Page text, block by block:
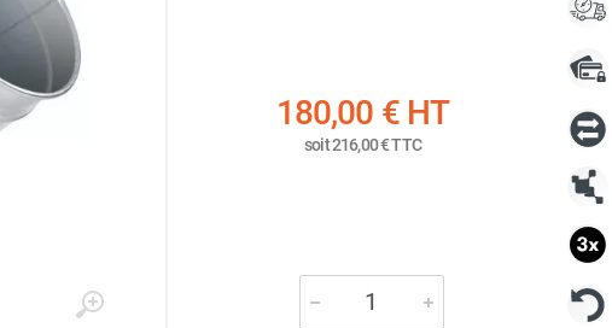
180,00 €HT
soit216,00 €TTC